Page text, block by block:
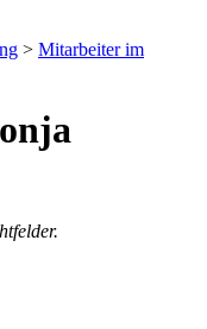
> Mitarbeiter im